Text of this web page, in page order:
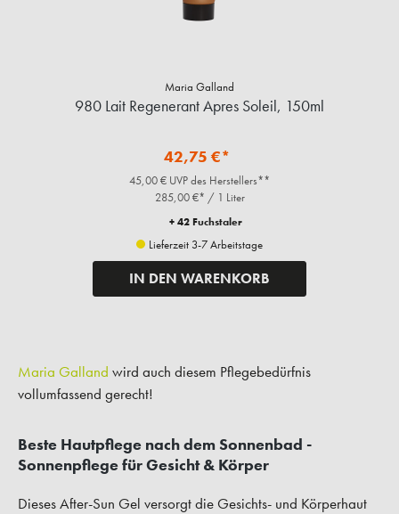
Maria Galland
980 Lait Regenerant Apres Soleil, 150ml
42,75 €*
45,00 € UVP des Herstellers**
285,00 €* / 1 Liter
+ 42 Fuchstaler
Lieferzeit 3-7 Arbeitstage
IN DEN WARENKORB
Maria Galland wird auch diesem Pflegebedürfnis
vollumfassend gerecht!
Beste Hautpflege nach dem Sonnenbad -
Sonnenpflege für Gesicht & Körper
Dieses After-Sun Gel versorgt die Gesichts- und Körperhaut